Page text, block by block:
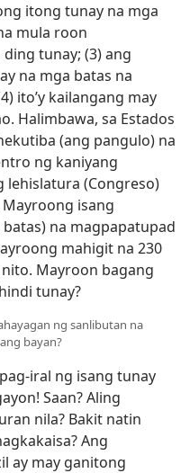
itong tunay na mga
mula roon
tunay; (3) ang
na mga batas na
ito’y kailangang may
Halimbawa, sa Estados
(ang pangulo) na
ng kaniyang
lehislatura (Congreso)
isang
na magpapatupad
mahigit na 230
Mayroon bagang
tunay?
ng sanlibutan na
bayan?
iral ng isang tunay
Saan? Aling
nila? Bakit natin
Ang
ay may ganitong